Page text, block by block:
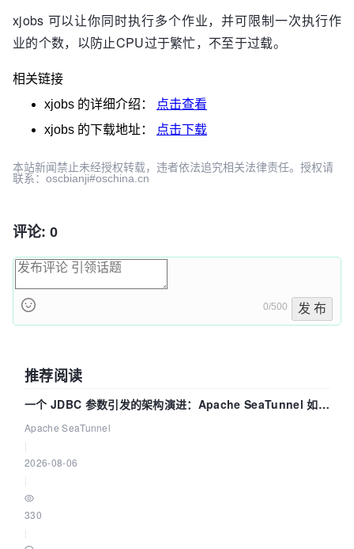
xjobs 可以让你同时执行多个作业，并可限制一次执行作
业的个数，以防止CPU过于繁忙，不至于过载。
相关链接
xjobs 的详细介绍：
点击查看
xjobs 的下载地址： 点击下载
本站新闻禁止未经授权转载，违者依法追究相关法律责任。授权请
联系：oscbianji#oschina.cn
评论: 0
0/500 发 布
推荐阅读
一个 JDBC 参数引发的架构演进：Apache SeaTunnel 如何
解决数据同步中的“定时 Flush”难题
Apache SeaTunnel
2026-08-06
330